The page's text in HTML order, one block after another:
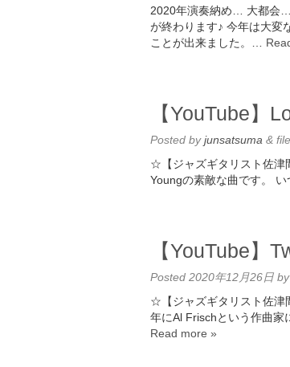
2020年演奏納め… 大都会
が終わります♪ 今年は大変
ことが出来ました。…
【YouTube】
Posted byjunsatsuma &
☆【ジャズギタリスト佐津
Youngの素敵な曲です。
【YouTube】
Posted 2020年12月26日 by
☆【ジャズギタリスト佐津
年にAl Frischという作曲家
Read more »